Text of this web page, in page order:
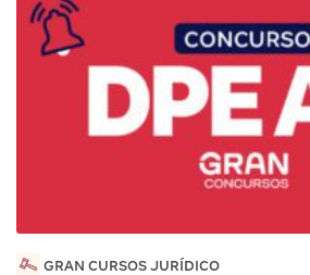
GRAN CURSOS JURÍDICO